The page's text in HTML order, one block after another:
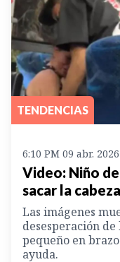
TENDENCIAS
6:10 PM 09 abr. 2026
Video: Niño
sacar la
Las imágenes
desesperación
pequeño en
ayuda.